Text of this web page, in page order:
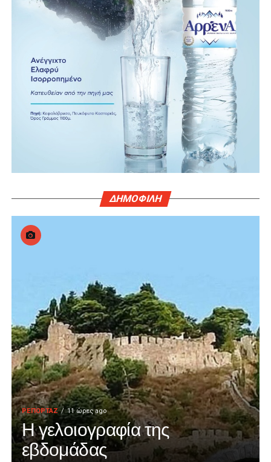
ΔΗΜΟΦΙΛΗ
ΡΕΠΟΡΤΑΖ 11 ώρες ago
Η γελοιογραφία της
εβδομάδας